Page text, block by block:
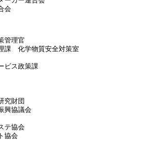
会
管理官
課 化学物質安全対策室
ス政策課
究財団
興協議会
テ協会
協会